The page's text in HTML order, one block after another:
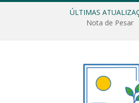
ÚLTIMAS
Nota de Pesar